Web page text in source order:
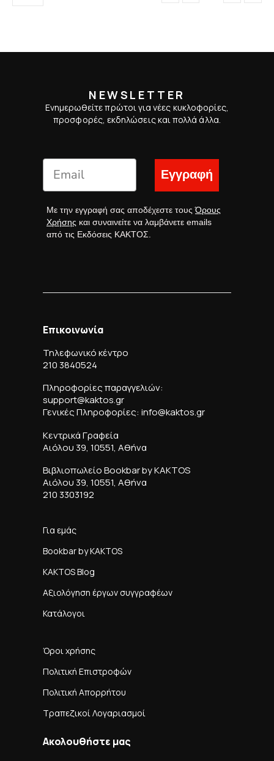
NEWSLETTER
Ενημερωθείτε πρώτοι για νέες κυκλοφορίες,
προσφορές, εκδηλώσεις και πολλά άλλα.
Εγγραφή
Με την εγγραφή σας αποδέχεστε τουςΌρους
Χρήσης και συναινείτε να λαμβάνετε emails
από τις Εκδόσεις ΚΑΚΤΟΣ.
Επικοινωνία
Τηλεφωνικό κέντρο
210 3840524
Πληροφορίες παραγγελιών:
support@kaktos.gr
Γενικές Πληροφορίες: info@kaktos.gr
Κεντρικά Γραφεία
Αιόλου 39, 10551, Αθήνα
Βιβλιοπωλείο Bookbar by KAKTOS
Αιόλου 39, 10551, Αθήνα
210 3303192
Για εμάς
Bookbar by KAKTOS
KAKTOS Blog
Αξιολόγηση έργων συγγραφέων
Κατάλογοι
Όροι χρήσης
Πολιτική Επιστροφών
Πολιτική Απορρήτου
Τραπεζικοί Λογαριασμοί
Ακολουθήστε μας